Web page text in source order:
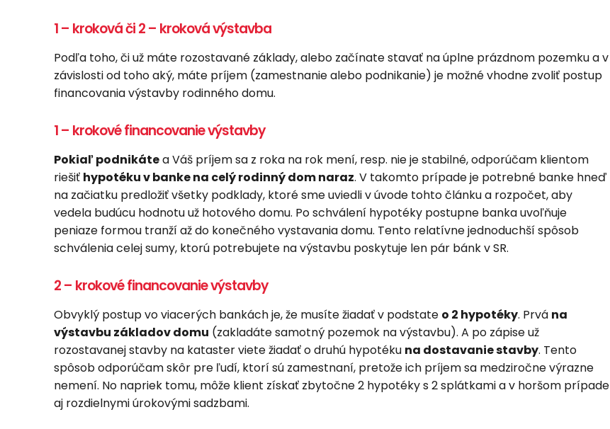
1 – kroková či 2 – kroková výstavba
Podľa toho, či už máte rozostavané základy, alebo začínate stavať na úplne prázdnom pozemku a v
závislosti od toho aký, máte príjem (zamestnanie alebo podnikanie) je možné vhodne zvoliť postup
financovania výstavby rodinného domu.
1 – krokové financovanie výstavby
Pokiaľ podnikátea Váš príjem sa z roka na rok mení, resp. nie je stabilné, odporúčam klientom
riešiť hypotéku v banke na celý rodinný dom naraz. V takomto prípade je potrebné banke hneď
na začiatku predložiť všetky podklady, ktoré sme uviedli v úvode tohto článku a rozpočet, aby
vedela budúcu hodnotu už hotového domu. Po schválení hypotéky postupne banka uvoľňuje
peniaze formou tranží až do konečného vystavania domu. Tento relatívne jednoduchší spôsob
schválenia celej sumy, ktorú potrebujete na výstavbu poskytuje len pár bánk v SR.
2 – krokové financovanie výstavby
Obvyklý postup vo viacerých bankách je, že musíte žiadať v podstate o 2 hypotéky. Prvá na
výstavbu základov domu (zakladáte samotný pozemok na výstavbu). A po zápise už
rozostavanej stavby na kataster viete žiadať o druhú hypotéku na dostavanie stavby. Tento
spôsob odporúčam skôr pre ľudí, ktorí sú zamestnaní, pretože ich príjem sa medziročne výrazne
nemení. No napriek tomu, môže klient získať zbytočne 2 hypotéky s 2 splátkami a v horšom prípade
aj rozdielnymi úrokovými sadzbami.